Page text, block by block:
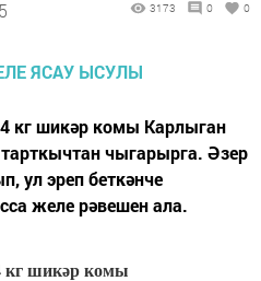
3173 0 0
кг шикәр комы Карлыган
чыгарырга. Әзер
ул эреп беткәнче
желе рәвешен ала.
кг шикәр комы